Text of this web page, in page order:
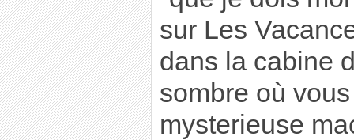
sur Les
dans la cabine
sombre où
mysterieuse